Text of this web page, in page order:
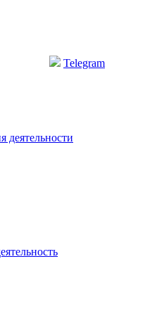
Telegram
деятельности